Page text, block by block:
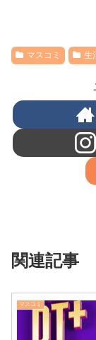
マスコミ 生
関連記事
マスコミ